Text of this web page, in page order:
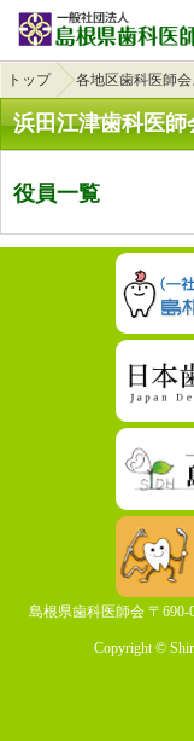
トップ 各地区歯科医師会
浜田江津歯科医師
役員一覧
島根県歯科医師会 〒690-
Copyright ©